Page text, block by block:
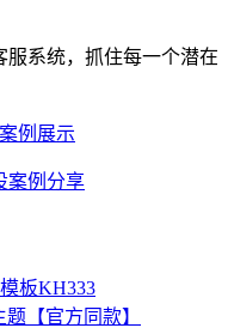
服系统，抓住每一个潜在
例展示
案例分享
板KH333
【官方同款】